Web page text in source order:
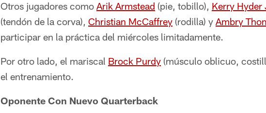
Otros jugadores como Arik Armstead (pie, tobillo), Kerry Hyder
(tendón de la corva), Christian McCaffrey (rodilla) y Ambry
participar en la práctica del miércoles limitadamente.
Por otro lado, el mariscal Brock Purdy (músculo oblicuo,
el entrenamiento.
Oponente Con Nuevo Quarterback